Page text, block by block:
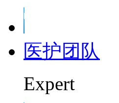
医护团队
Expert